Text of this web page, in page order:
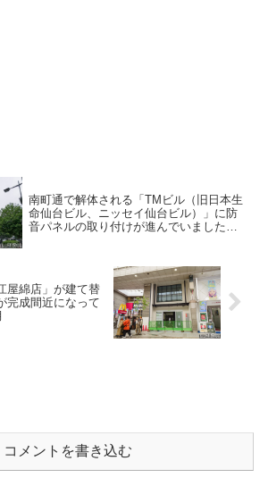
南町通で解体される「TMビル（旧日本生
命仙台ビル、ニッセイ仙台ビル）」に防
音パネルの取り付けが進んでいました・
屋綿店」が建て替
完成間近になって
コメントを書き込む